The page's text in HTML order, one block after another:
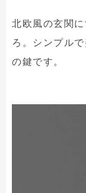
北欧風の玄関
ろ。シンプル
の鍵です。